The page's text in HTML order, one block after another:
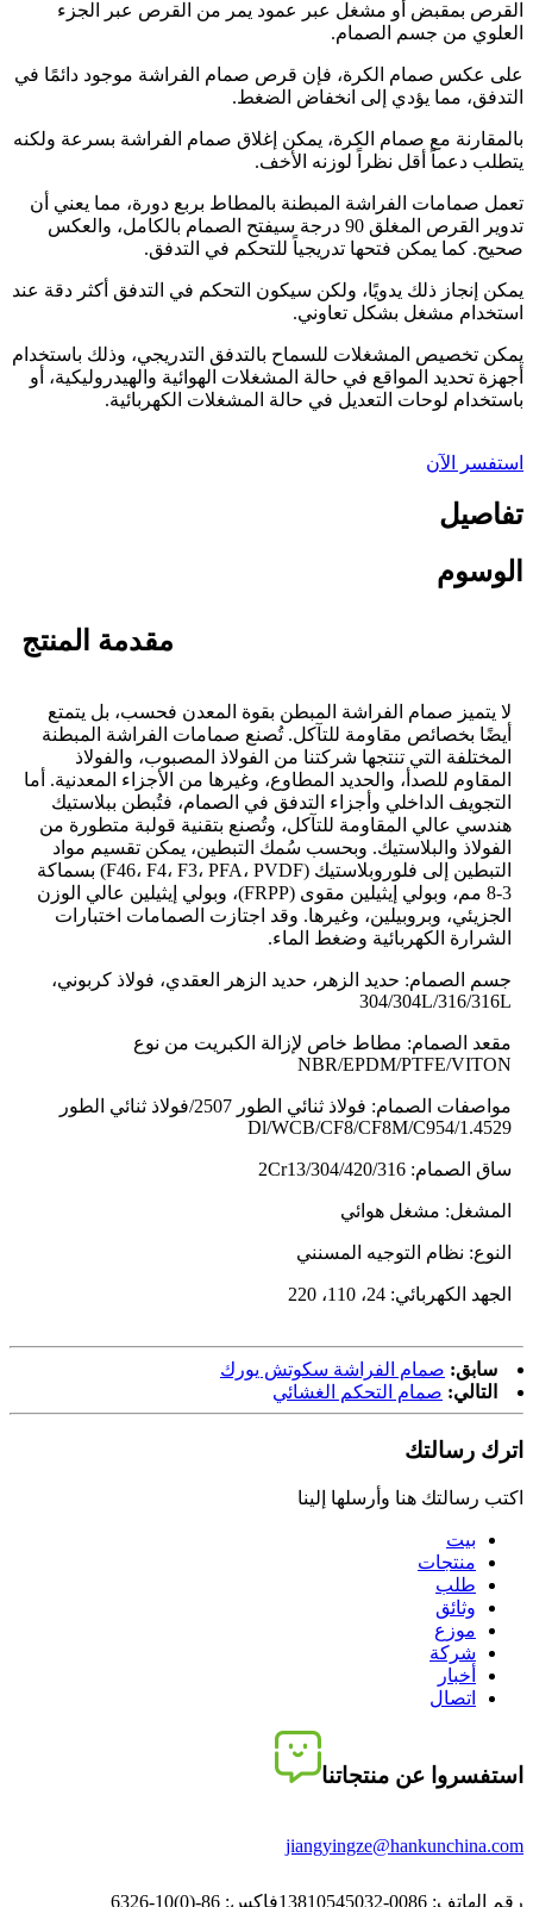
القرص بمقبض أو مشغل عبر عمود يمر من القرص عبر الجزء
العلوي من جسم الصمام.
على عكس صمام الكرة، فإن قرص صمام الفراشة موجود دائمًا في
التدفق، مما يؤدي إلى انخفاض الضغط.
بالمقارنة مع صمام الكرة، يمكن إغلاق صمام الفراشة بسرعة ولكنه
يتطلب دعماً أقل نظراً لوزنه الأخف.
تعمل صمامات الفراشة المبطنة بالمطاط بربع دورة، مما يعني أن
تدوير القرص المغلق 90 درجة سيفتح الصمام بالكامل، والعكس
صحيح. كما يمكن فتحها تدريجياً للتحكم في التدفق.
يمكن إنجاز ذلك يدويًا، ولكن سيكون التحكم في التدفق أكثر دقة عند
استخدام مشغل بشكل تعاوني.
يمكن تخصيص المشغلات للسماح بالتدفق التدريجي، وذلك باستخدام
أجهزة تحديد المواقع في حالة المشغلات الهوائية والهيدروليكية، أو
باستخدام لوحات التعديل في حالة المشغلات الكهربائية.
استفسر الآن
تفاصيل
الوسوم
مقدمة المنتج
لا يتميز صمام الفراشة المبطن بقوة المعدن فحسب، بل يتمتع
أيضًا بخصائص مقاومة للتآكل. تُصنع صمامات الفراشة المبطنة
المختلفة التي تنتجها شركتنا من الفولاذ المصبوب، والفولاذ
المقاوم للصدأ، والحديد المطاوع، وغيرها من الأجزاء المعدنية. أما
التجويف الداخلي وأجزاء التدفق في الصمام، فتُبطن ببلاستيك
هندسي عالي المقاومة للتآكل، وتُصنع بتقنية قولبة متطورة من
الفولاذ والبلاستيك. وبحسب سُمك التبطين، يمكن تقسيم مواد
التبطين إلى فلوروبلاستيك (F46، F4، F3، PFA، PVDF) بسماكة
3-8 مم، وبولي إيثيلين مقوى (FRPP)، وبولي إيثيلين عالي الوزن
الجزيئي، وبروبيلين، وغيرها. وقد اجتازت الصمامات اختبارات
الشرارة الكهربائية وضغط الماء.
جسم الصمام: حديد الزهر، حديد الزهر العقدي، فولاذ كربوني،
304/304L/316/316L
مقعد الصمام: مطاط خاص لإزالة الكبريت من نوع
NBR/EPDM/PTFE/VITON
مواصفات الصمام: فولاذ ثنائي الطور 2507/فولاذ ثنائي الطور
1.4529/Dl/WCB/CF8/CF8M/C954
ساق الصمام: 2Cr13/304/420/316
المشغل: مشغل هوائي
النوع: نظام التوجيه المسنني
الجهد الكهربائي: 24، 110، 220
سابق: صمام الفراشة سكوتش يورك
التالي: صمام التحكم الغشائي
اترك رسالتك
اكتب رسالتك هنا وأرسلها إلينا
بيت
منتجات
طلب
وثائق
موزع
شركة
أخبار
اتصال
استفسروا عن منتجاتنا
jiangyingze@hankunchina.com
رقم الهاتف: 0086-13810545032
فاكس: 86-(0)10-6326